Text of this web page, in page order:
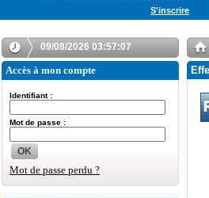
S'inscrire
09/08/2026 03:57:07
Accès à mon compte
Identifiant :
Mot de passe :
OK
Mot de passe perdu ?